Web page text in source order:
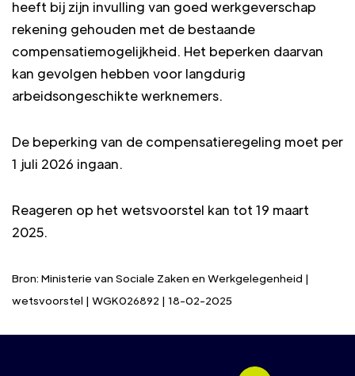
heeft bij zijn invulling van goed werkgeverschap
rekening gehouden met de bestaande
compensatiemogelijkheid. Het beperken daarvan
kan gevolgen hebben voor langdurig
arbeidsongeschikte werknemers.
De beperking van de compensatieregeling moet per
1 juli 2026 ingaan.
Reageren op het wetsvoorstel kan tot 19 maart
2025.
Bron: Ministerie van Sociale Zaken en Werkgelegenheid |
wetsvoorstel | WGK026892 | 18-02-2025